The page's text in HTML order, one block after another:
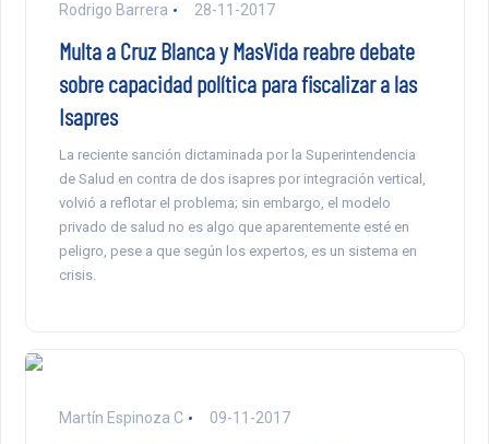
Rodrigo Barrera 28-11-2017
Multa a Cruz Blanca y MasVida reabre debate
sobre capacidad política para fiscalizar a las
Isapres
La reciente sanción dictaminada por la Superintendencia
de Salud en contra de dos isapres por integración vertical,
volvió a reflotar el problema; sin embargo, el modelo
privado de salud no es algo que aparentemente esté en
peligro, pese a que según los expertos, es un sistema en
crisis.
Martín Espinoza C 09-11-2017